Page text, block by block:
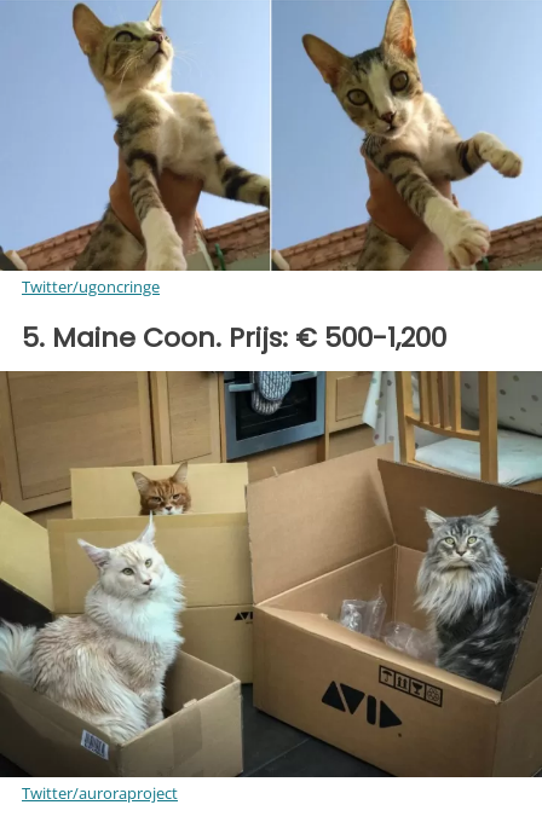
Twitter/ugoncringe
5. Maine Coon. Prijs: € 500-1,200
Twitter/auroraproject